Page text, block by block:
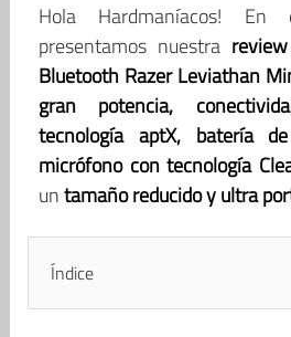
Hola Hardmaníacos!
presentamos nuestra review
Bluetooth Razer Leviathan
gran potencia,
tecnología aptX, batería
micrófono con tecnología
untamaño reducido y ultra
Índice